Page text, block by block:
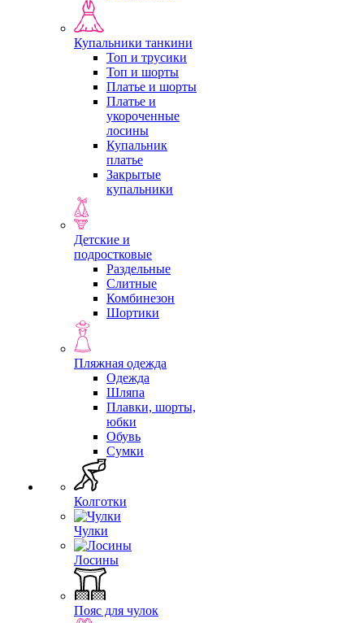
Купальники танкини
Топ и трусики
Топ и шорты
Платье и шорты
Платье и
укороченные
лосины
Купальник
платье
Закрытые
купальники
Детские и
подростковые
Раздельные
Слитные
Комбинезон
Шортики
Пляжная одежда
Одежда
Шляпа
Плавки, шорты,
юбки
Обувь
Сумки
Колготки
Чулки
Лосины
Пояс для чулок